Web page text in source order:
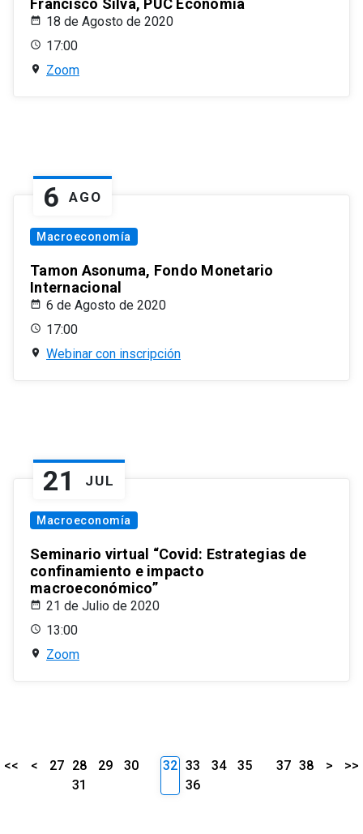
Francisco Silva, PUC Economía
18 de Agosto de 2020
17:00
Zoom
6 AGO
Macroeconomía
Tamon Asonuma, Fondo Monetario
Internacional
6 de Agosto de 2020
17:00
Webinar con inscripción
21 JUL
Macroeconomía
Seminario virtual “Covid: Estrategias de
confinamiento e impacto
macroeconómico”
21 de Julio de 2020
13:00
Zoom
<< < 27 28 29
30
31
32 33 34
35
36
37 38 > >>